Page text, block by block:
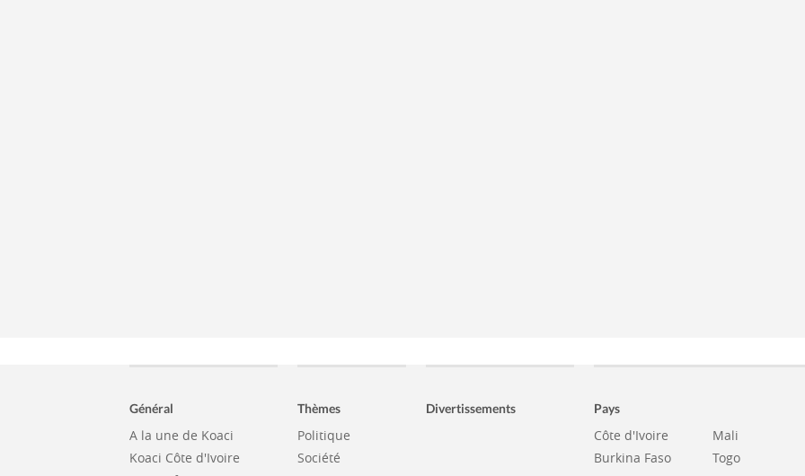
Général
A la une de Koaci
Koaci Côte d'Ivoire
Thèmes
Politique
Société
Divertissements Pays
Côte d'Ivoire
Burkina Faso
Mali
Togo